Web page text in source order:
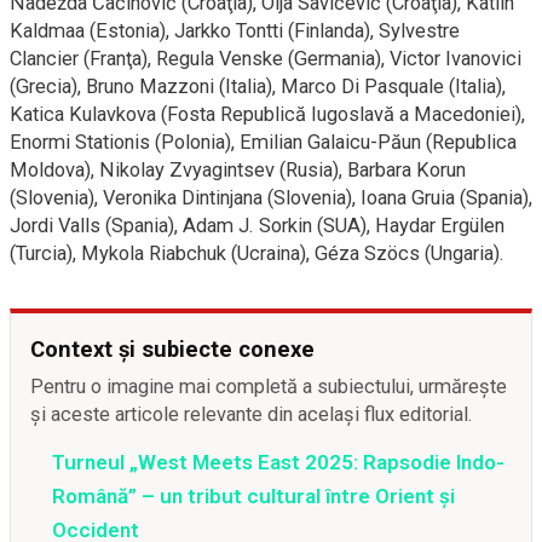
Kaldmaa (Estonia), Jarkko Tontti (Finlanda), Sylvestre
Clancier (Franţa), Regula Venske (Germania), Victor Ivanovici
(Grecia), Bruno Mazzoni (Italia), Marco Di Pasquale (Italia),
Katica Kulavkova (Fosta Republică Iugoslavă a Macedoniei),
Enormi Stationis (Polonia), Emilian Galaicu-Păun (Republica
Moldova), Nikolay Zvyagintsev (Rusia), Barbara Korun
(Slovenia), Veronika Dintinjana (Slovenia), Ioana Gruia (Spania),
Jordi Valls (Spania), Adam J. Sorkin (SUA), Haydar Ergülen
(Turcia), Mykola Riabchuk (Ucraina), Géza Szöcs (Ungaria).
Context și subiecte conexe
Pentru o imagine mai completă a subiectului, urmărește
și aceste articole relevante din același flux editorial.
Turneul „West Meets East 2025: Rapsodie Indo-
Română” – un tribut cultural între Orient și
Occident